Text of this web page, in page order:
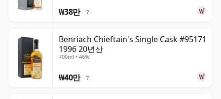
₩38만 ?
Benriach Chieftain's Single Cask #95171
1996 20년산
700ml • 46%
₩40만 ?